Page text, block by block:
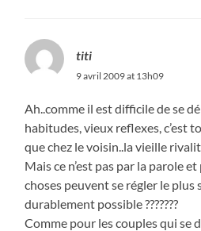
titi
9 avril 2009 at 13h09
Ah..comme il est difficile de se
habitudes, vieux reflexes, c’est
que chez le voisin..la vieille
Mais ce n’est pas par la parole
choses peuvent se régler le
durablement possible ???????
Comme pour les couples qui se